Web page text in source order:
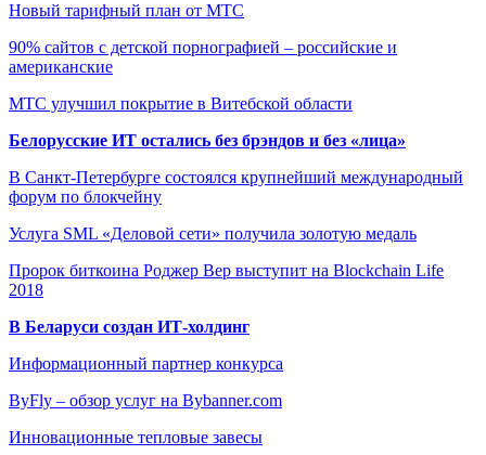
Новый тарифный план от МТС
90% сайтов с детской порнографией – российские и
американские
МТС улучшил покрытие в Витебской области
Белорусские ИТ остались без брэндов и без «лица»
В Санкт-Петербурге состоялся крупнейший международный
форум по блокчейну
Услуга SML «Деловой сети» получила золотую медаль
Пророк биткоина Роджер Вер выступит на Blockchain Life
2018
В Беларуси создан ИТ-холдинг
Информационный партнер конкурса
ByFly – обзор услуг на Bybanner.com
Инновационные тепловые завесы